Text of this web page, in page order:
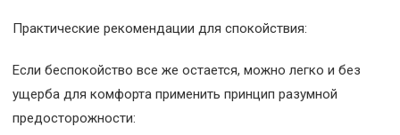
Практические рекомендации для спокойствия:
Если беспокойство все же остается, можно легко и без
ущерба для комфорта применить принцип разумной
предосторожности: